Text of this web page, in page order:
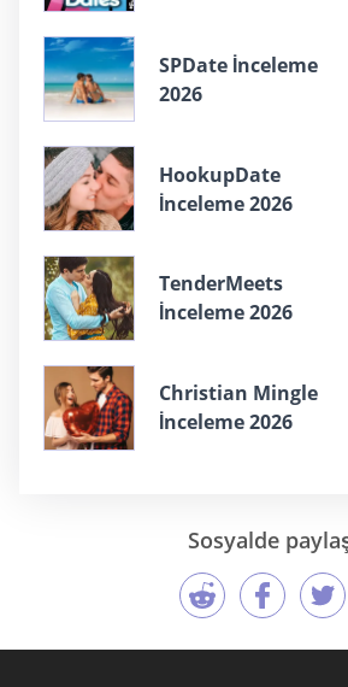
SPDate İnceleme
2026
HookupDate
İnceleme 2026
TenderMeets
İnceleme 2026
Christian Mingle
İnceleme 2026
Sosyalde